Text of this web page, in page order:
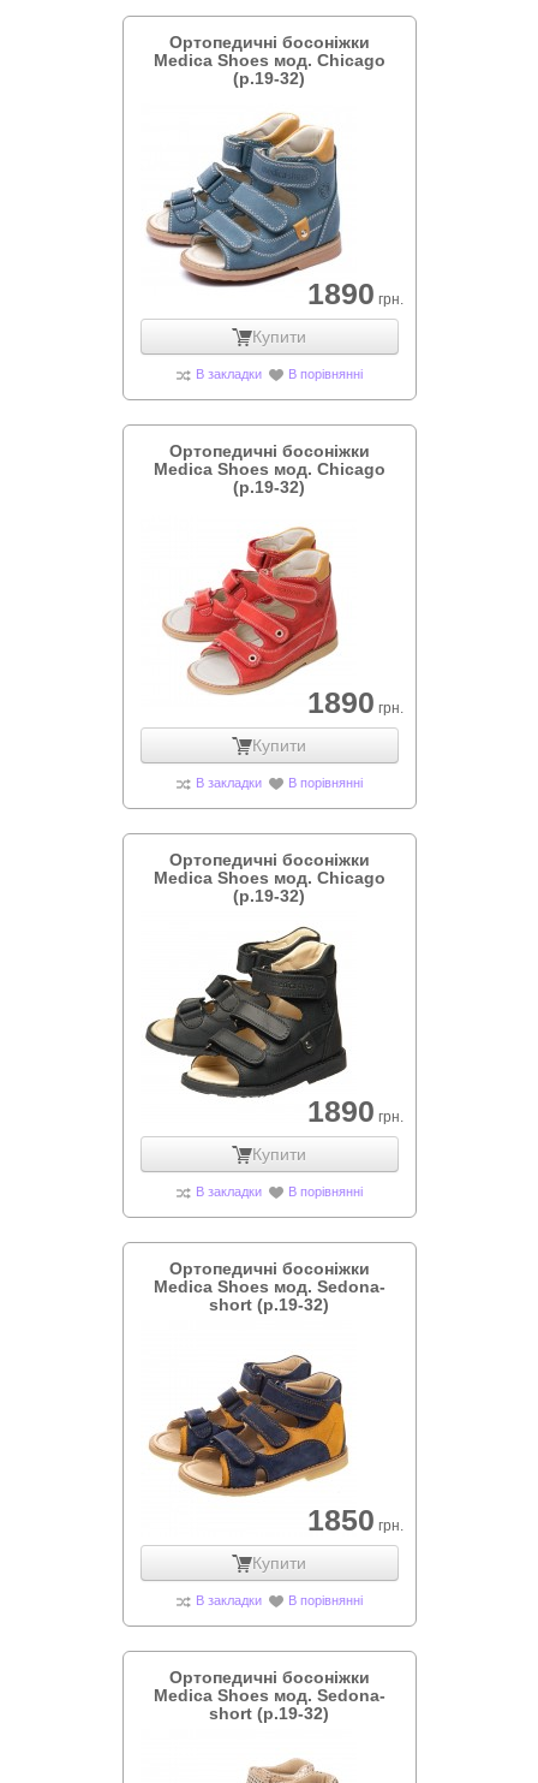
Ортопедичні босоніжки
Medica Shoes мод. Chicago
(р.19-32)
1890 грн.
Купити
В закладки В порівнянні
Ортопедичні босоніжки
Medica Shoes мод. Chicago
(р.19-32)
1890 грн.
Купити
В закладки В порівнянні
Ортопедичні босоніжки
Medica Shoes мод. Chicago
(р.19-32)
1890 грн.
Купити
В закладки В порівнянні
Ортопедичні босоніжки
Medica Shoes мод. Sedona-
short (р.19-32)
1850 грн.
Купити
В закладки В порівнянні
Ортопедичні босоніжки
Medica Shoes мод. Sedona-
short (р.19-32)